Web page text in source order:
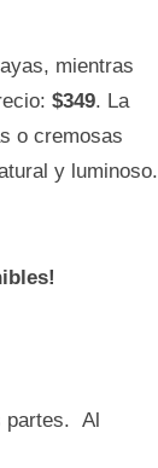
mientras
$349. La
o cremosas
y luminoso.
partes. Al